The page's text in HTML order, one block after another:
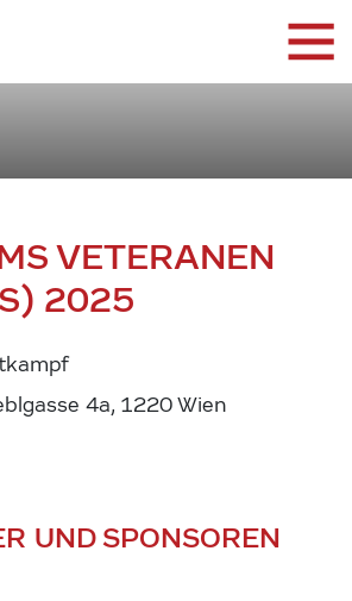
VETERANEN
2025
4a, 1220 Wien
UND SPONSOREN